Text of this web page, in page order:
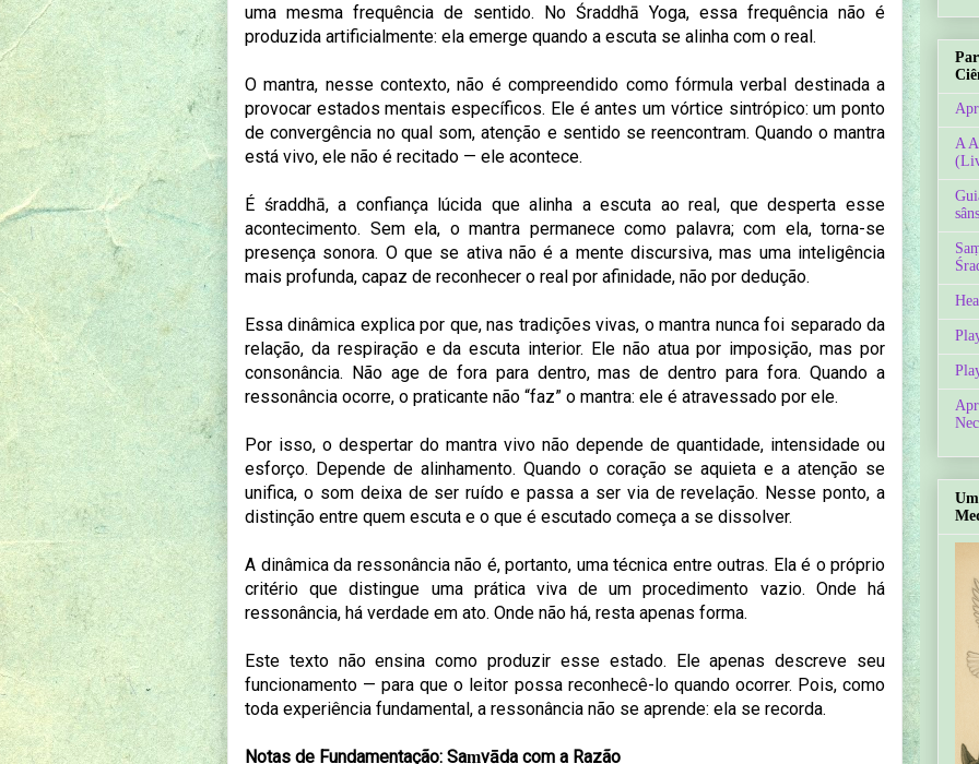
uma mesma frequência de sentido. No Śraddhā Yoga, essa frequência não é
produzida artificialmente: ela emerge quando a escuta se alinha com o real.
O mantra, nesse contexto, não é compreendido como fórmula verbal destinada a
provocar estados mentais específicos. Ele é antes um vórtice sintrópico: um ponto
de convergência no qual som, atenção e sentido se reencontram. Quando o mantra
está vivo, ele não é recitado — ele acontece.
É śraddhā, a confiança lúcida que alinha a escuta ao real, que desperta esse
acontecimento. Sem ela, o mantra permanece como palavra; com ela, torna-se
presença sonora. O que se ativa não é a mente discursiva, mas uma inteligência
mais profunda, capaz de reconhecer o real por afinidade, não por dedução.
Essa dinâmica explica por que, nas tradições vivas, o mantra nunca foi separado da
relação, da respiração e da escuta interior. Ele não atua por imposição, mas por
consonância. Não age de fora para dentro, mas de dentro para fora. Quando a
ressonância ocorre, o praticante não “faz” o mantra: ele é atravessado por ele.
Por isso, o despertar do mantra vivo não depende de quantidade, intensidade ou
esforço. Depende de alinhamento. Quando o coração se aquieta e a atenção se
unifica, o som deixa de ser ruído e passa a ser via de revelação. Nesse ponto, a
distinção entre quem escuta e o que é escutado começa a se dissolver.
A dinâmica da ressonância não é, portanto, uma técnica entre outras. Ela é o próprio
critério que distingue uma prática viva de um procedimento vazio. Onde há
ressonância, há verdade em ato. Onde não há, resta apenas forma.
Este texto não ensina como produzir esse estado. Ele apenas descreve seu
funcionamento — para que o leitor possa reconhecê-lo quando ocorrer. Pois, como
toda experiência fundamental, a ressonância não se aprende: ela se recorda.
Notas de Fundamentação: Saṃvāda com a Razão
A